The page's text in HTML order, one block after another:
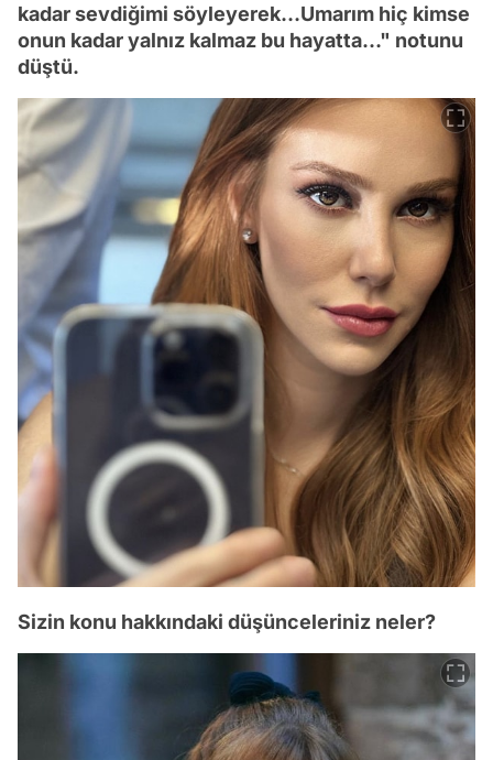
kadar sevdiğimi söyleyerek…Umarım hiç kimse
onun kadar yalnız kalmaz bu hayatta…" notunu
düştü.
Sizin konu hakkındaki düşünceleriniz neler?